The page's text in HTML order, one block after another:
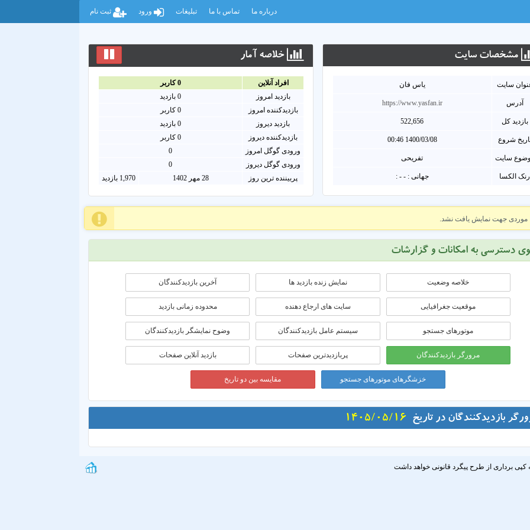
درباره ما تماس با ما تبلیغات ورود ثبت نام
مشخصات سايت
سايت یاس فان
آدرس https://www.yasfan.ir
بازدید کل 522,656
شروع 1400/03/08 00:46
سایت تفریحی
رنک الکسا جهانی : - - :
خلاصه آمار
افراد آنلاين 0کاربر
بازدید امروز
0بازدید
بازدیدکننده امروز
0 کاربر
بازدید دیروز
0 بازدید
بازدیدکننده دیروز
0 کاربر
ورودی گوگل امروز
0
ورودی گوگل دیروز
0
پربیننده ترین روز
28 مهر 1402 1,970 بازدید
موردی جهت نمایش یافت نشد.
دسترسی به امکانات و گزارشات
خلاصه وضعیت نمایش زنده بازدید ها آخرین بازدیدکنندگان
موقعيت جغرافيايی سایت های ارجاع دهنده محدوده زمانی بازديد
موتورهای جستجو سیستم عامل بازدیدکنندگان وضوح نمایشگر بازدیدکنندگان
مرورگر بازدیدکنندگان پربازدیدترین صفحات بازدید آنلاین صفحات
خزشگرهای موتورهای جستجو مقایسه بین دو تاریخ
بازدیدکنندگان در تاریخ 1405/05/16
برداری از طرح پیگرد قانونی خواهد داشت